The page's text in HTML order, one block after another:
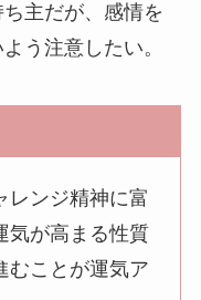
主だが、感情を
う注意したい。
レンジ精神に富
気が高まる性質
むことが運気ア